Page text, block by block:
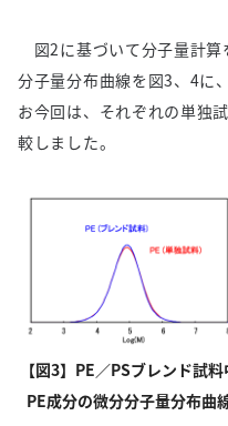
図2に基づいて分子量計算
分子量分布曲線を図3、4に
お今回は、それぞれの単独
較しました。
【図3】PE／PSブレンド試料
PE成分の微分分子量分布曲